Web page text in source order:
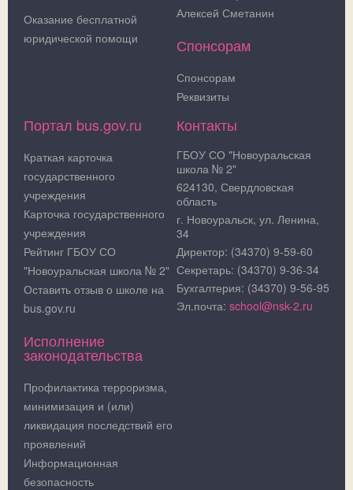
Оказание бесплатной
юридической помощи
Алексей Сметанин
Спонсорам
Спонсорам
Реквизиты
Портал bus.gov.ru
Краткая карточка
государственного
учреждения
Карточка государственного
учреждения
Рейтинг ГБОУ СО
"Новоуральская школа № 2"
Оставить отзыв о школе на
bus.gov.ru
Исполнение
законодательства
Профилактика терроризма,
минимизация и (или)
ликвидация последствий его
проявлений
Информационная
безопасность
Контакты
ГБОУ СО "Новоуральская
школа № 2"
624130, Свердловская
область
г. Новоуральск, ул. Ленина,
34
Директор: (34370) 9-59-60
Секретарь: (34370) 9-36-34
Бухгалтерия: (34370) 9-56-95
Эл.почта: school@nsk-2.ru